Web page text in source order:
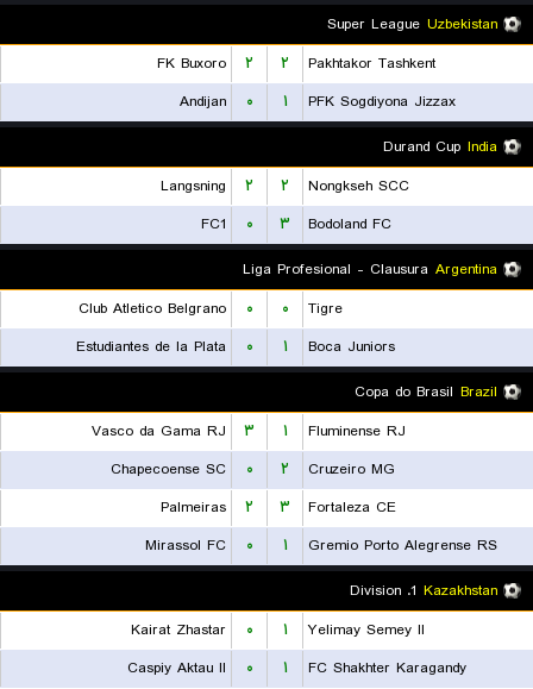
Uzbekistan
Super League
Pakhtakor Tashkent
۲ ۲
FK Buxoro
PFK Sogdiyona Jizzax
۱ ۰
Andijan
India
Durand Cup
Nongkseh SCC
۲ ۲
Langsning
Bodoland FC
۳ ۰
FC1
Argentina
Liga Profesional - Clausura
Tigre
۰ ۰
Club Atletico Belgrano
Boca Juniors
۱ ۰
Estudiantes de la Plata
Brazil
Copa do Brasil
Fluminense RJ
۱ ۳
Vasco da Gama RJ
Cruzeiro MG
۲ ۰
Chapecoense SC
Fortaleza CE
۳ ۲
Palmeiras
Gremio Porto Alegrense RS
۱ ۰
Mirassol FC
Kazakhstan
1. Division
Yelimay Semey II
۱ ۰
Kairat Zhastar
FC Shakhter Karagandy
۱ ۰ Caspiy Aktau II